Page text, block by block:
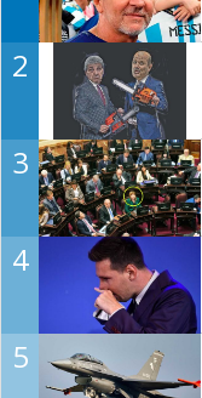
2
3
4
5